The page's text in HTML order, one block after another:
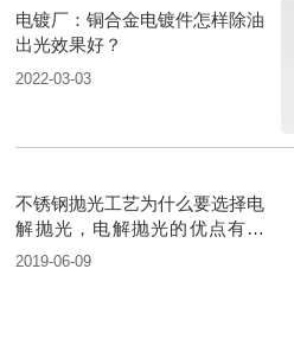
电镀厂：铜合金电镀件怎样除油
出光效果好？
2022-03-03
不锈钢抛光工艺为什么要选择电
解抛光，电解抛光的优点有哪
些？
2019-06-09